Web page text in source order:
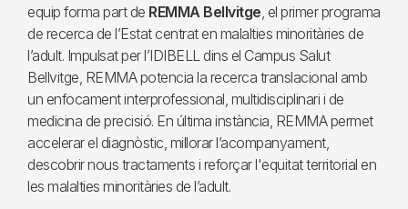
equip forma part de REMMA Bellvitge, el primer programa
de recerca de l’Estat centrat en malalties minoritàries de
l’adult. Impulsat per l’IDIBELL dins el Campus Salut
Bellvitge, REMMA potencia la recerca translacional amb
un enfocament interprofessional, multidisciplinari i de
medicina de precisió. En última instància, REMMA permet
accelerar el diagnòstic, millorar l’acompanyament,
descobrir nous tractaments i reforçar l'equitat territorial en
les malalties minoritàries de l’adult.